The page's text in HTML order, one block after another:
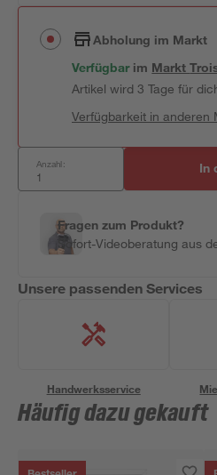
Abholung im Markt
Verfügbar im Markt
Artikel wird 3 Tage für
Verfügbarkeit in anderen
Anzahl: In
Fragen zum Produkt?
Sofort-Videoberatung aus
Unsere passenden Services
Handwerksservice
Häufig dazu gekauft